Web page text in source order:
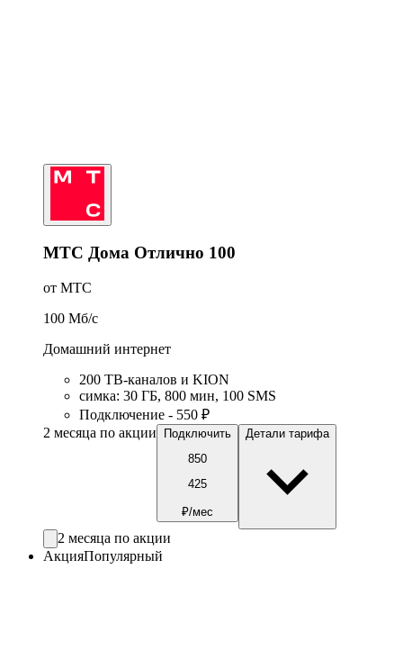
МТС Дома Отлично 100
от МТС
100 Мб/c
Домашний интернет
200 ТВ-каналов и KION
симка: 30 ГБ, 800 мин, 100 SMS
Подключение - 550 ₽
2 месяца по акции
Подключить
850
425
₽/мес
Детали тарифа
2 месяца по акции
АкцияПопулярный